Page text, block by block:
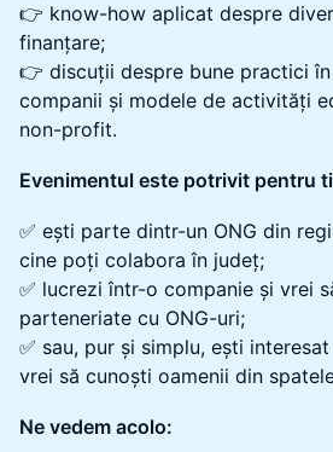
👉 know-how aplicat despre
finanțare;
👉 discuții despre bune practici
companii și modele de activități
non-profit.
Evenimentul este potrivit pentru
✅ ești parte dintr-un ONG din
cine poți colabora în județ;
✅ lucrezi într-o companie și vrei
parteneriate cu ONG-uri;
✅ sau, pur și simplu, ești
vrei să cunoști oamenii din
Ne vedem acolo: